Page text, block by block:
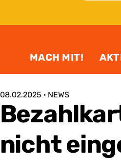
MACH MIT!
08.02.2025 · NEWS:
nicht